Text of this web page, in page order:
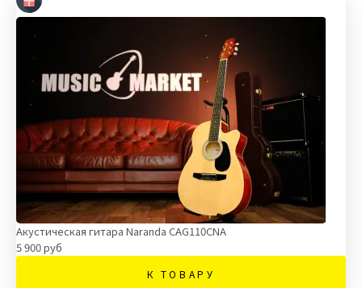
Акустическая гитара Naranda CAG110CNA
5 900 руб
К ТОВАРУ